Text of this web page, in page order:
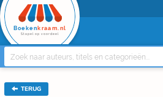
Boeken kraam.nl
Stapel op voordeel
TERUG